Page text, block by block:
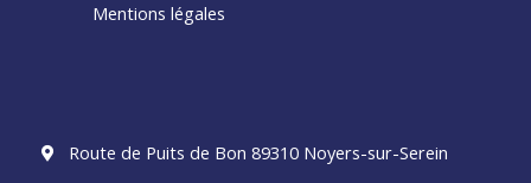
Mentions légales
Route de Puits de Bon 89310 Noyers-sur-Serein